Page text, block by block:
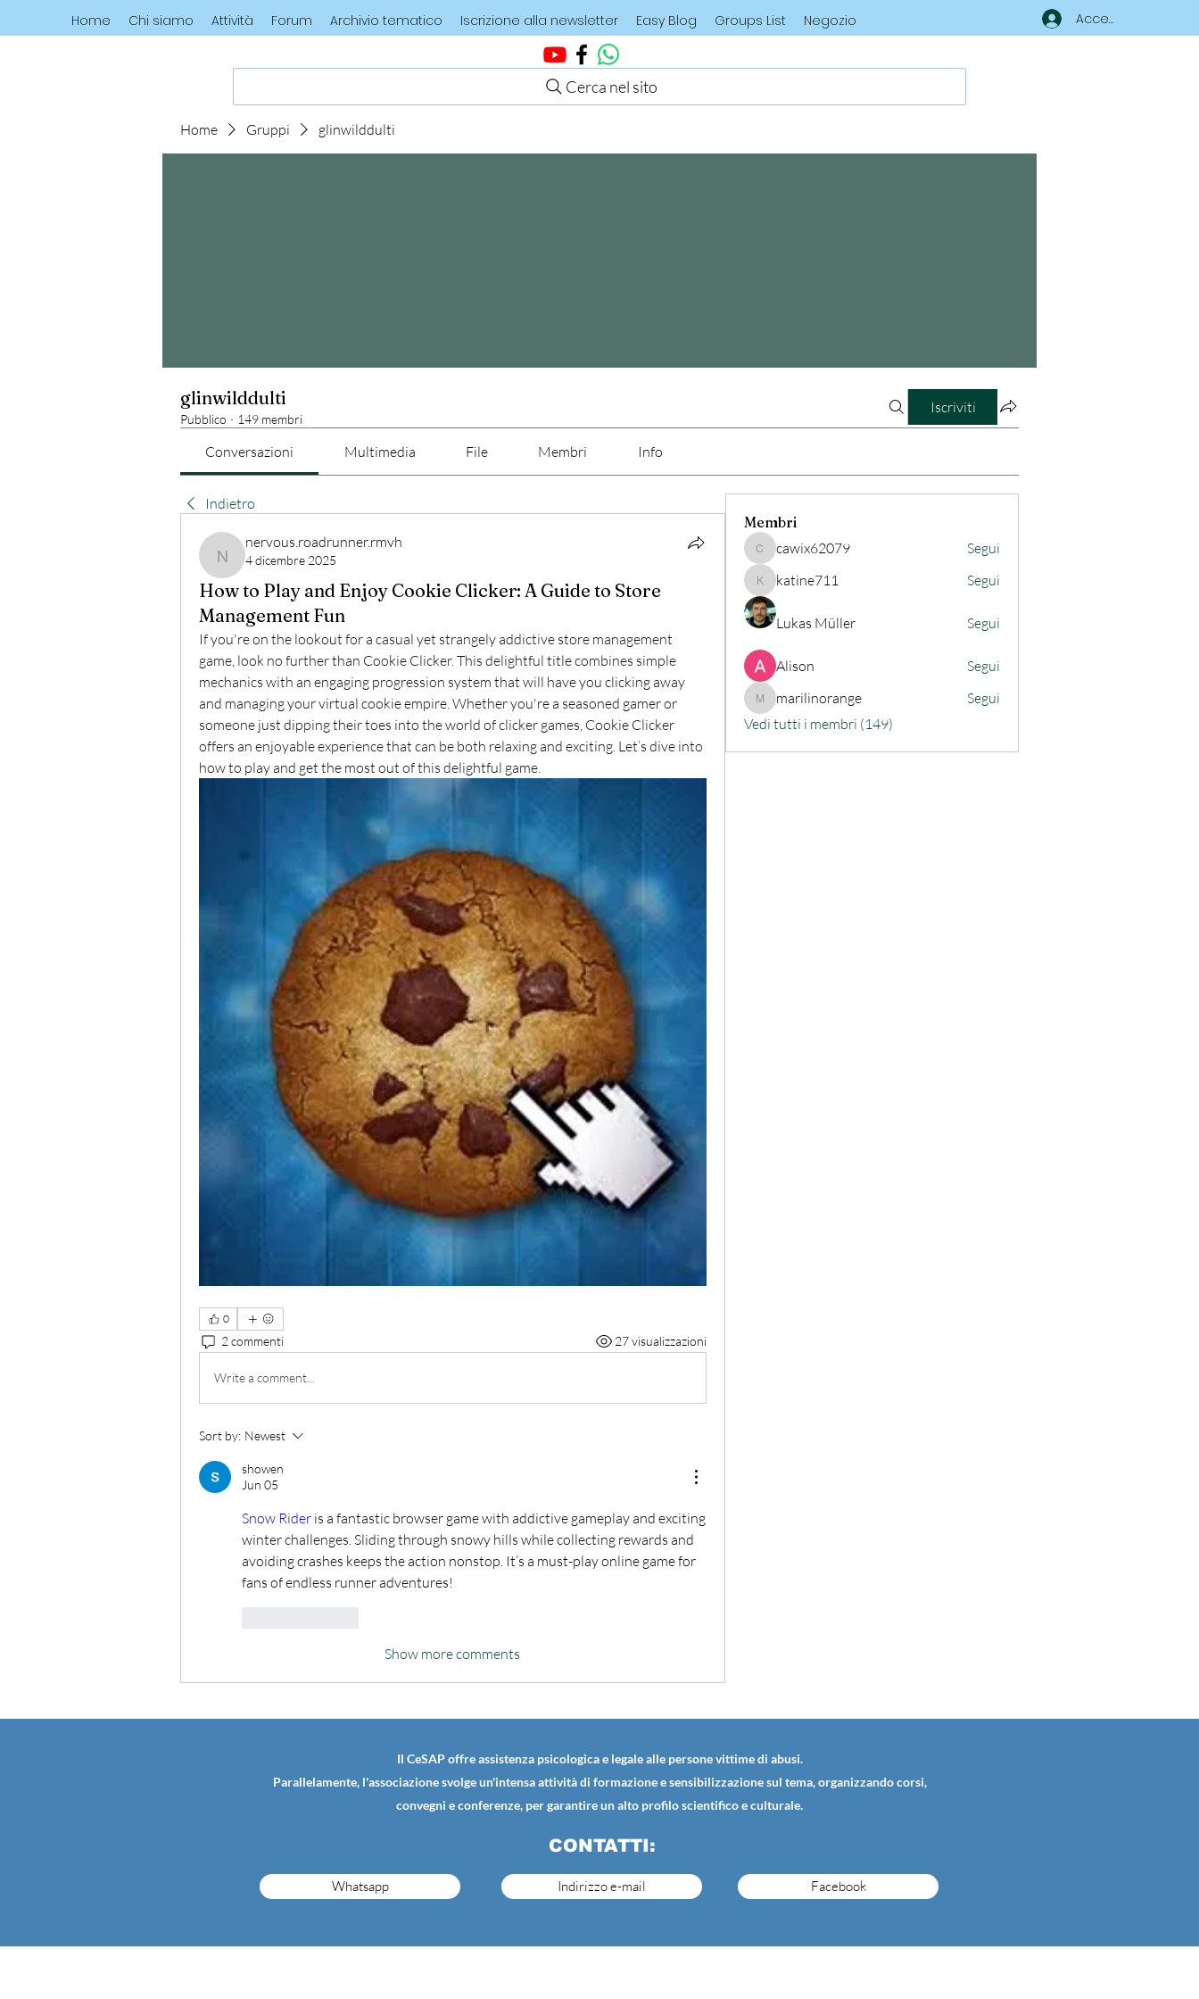
Home Chi siamo Attività Forum Archivio tematico Iscrizione alla newsletter Easy Blog Groups List Negozio Accedi
Cerca nel sito
Home Gruppi glinwilddulti
glinwilddulti
Pubblico · 149 membri
Iscriviti
Conversazioni Multimedia File Membri Info
Indietro
nervous.roadrunner.rmvh
nervous.roadrunner.rmvh
4 dicembre 2025
How to Play and Enjoy Cookie Clicker: A Guide to Store
Management Fun
If you're on the lookout for a casual yet strangely addictive store management
game, look no further than Cookie Clicker. This delightful title combines simple
mechanics with an engaging progression system that will have you clicking away
and managing your virtual cookie empire. Whether you're a seasoned gamer or
someone just dipping their toes into the world of clicker games, Cookie Clicker
offers an enjoyable experience that can be both relaxing and exciting. Let’s dive into
how to play and get the most out of this delightful game.
0
2 commenti 27 visualizzazioni
Write a comment...
Sort by: Newest
showen
Jun 05
Snow Rider is a fantastic browser game with addictive gameplay and exciting
winter challenges. Sliding through snowy hills while collecting rewards and
avoiding crashes keeps the action nonstop. It’s a must-play online game for
fans of endless runner adventures!
Show more comments
Membri
cawix62079
cawix62079 Segui
katine711
katine711 Segui
Lukas Müller Segui
Alison Segui
marilinorange
marilinorange
Segui
Vedi tutti i membri (149)
Il CeSAP offre assistenza psicologica e legale alle persone vittime di abusi.
Parallelamente, l'associazione svolge un'intensa attività di formazione e sensibilizzazione sul tema, organizzando corsi,
convegni e conferenze, per garantire un alto profilo scientifico e culturale.
CONTATTI:
Whatsapp Indirizzo e-mail Facebook